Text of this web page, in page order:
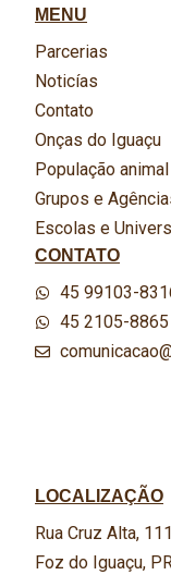
MENU
Parcerias
Noticías
Contato
Onças do Iguaçu
População animal
Grupos e
Escolas e
CONTATO
45 99103-
45 2105-8865
LOCALIZAÇÃO
Rua Cruz Alta,
Foz do Iguaçu,